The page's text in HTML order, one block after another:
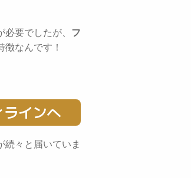
要でしたが、 フ
なんです！
インへ
々と届いていま